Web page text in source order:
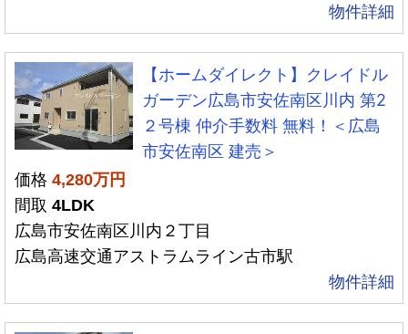
物件詳細
【ホームダイレクト】クレイドル
ガーデン広島市安佐南区川内 第2
２号棟 仲介手数料 無料！＜広島
市安佐南区 建売＞
価格 4,280万円
間取 4LDK
広島市安佐南区川内２丁目
広島高速交通アストラムライン古市駅
物件詳細